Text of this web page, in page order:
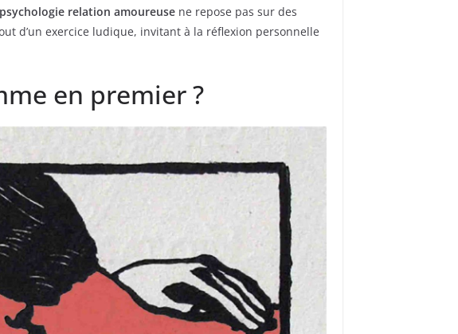
relation amoureuse ne repose pas sur des
d’un exercice ludique, invitant à la réflexion personnelle
en premier ?